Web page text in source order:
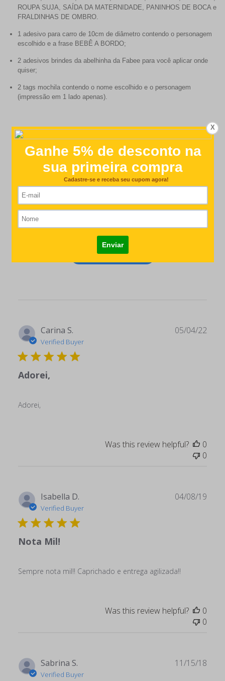
ROUPA SUJA, SAÍDA DA MATERNIDADE, PANINHOS DE BOCA e
FRALDINHAS DE OMBRO.
1 adesivo para carro de 10cm de diâmetro contendo o personagem
escolhido e a frase BEBÊ A BORDO;
2 adesivos brindes da abelhinha da Fabee para você aplicar onde
quiser;
2 tags mochila contendo o nome escolhido e o personagem
(impressão em 1 lado apenas).
Customer Reviews
4.9
Write A Review
Carina S.
Verified Buyer
Adorei,
Adorei,
05/04/22
Was this review helpful?
0
0
Isabella D.
Verified Buyer
Nota Mil!
Sempre nota mil!! Caprichado e entrega agilizada!!
04/08/19
Was this review helpful?
0
0
Sabrina S.
Verified Buyer
11/15/18
X